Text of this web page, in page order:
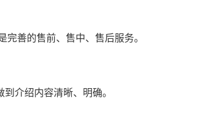
善的售前、售中、售后服务。
介绍内容清晰、明确。